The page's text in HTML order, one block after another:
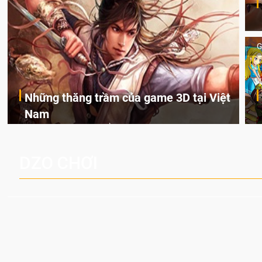
Những thăng trầm của game 3D tại Việt
Nam